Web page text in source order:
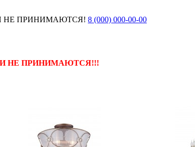
НЕ ПРИНИМАЮТСЯ! 8 (000) 000-00-00
НЕ ПРИНИМАЮТСЯ!!!